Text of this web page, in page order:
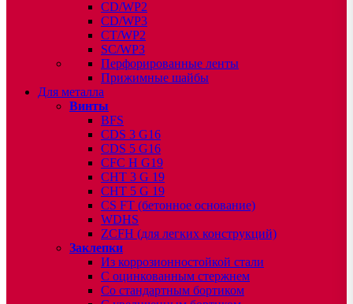
CD/WP2
CD/WP3
CT/WP2
SC/WP3
Перфорированные ленты
Прижимные шайбы
Для металла
Винты
BFS
CDS 3 G16
CDS 5 G16
CFC H G19
CHT 3 G 19
CHT 5 G 19
CS FT (бетонное основание)
WDHS
ZCFH (для легких конструкций)
Заклепки
Из коррозионностойкой стали
С оцинкованным стержнем
Со стандартным бортиком